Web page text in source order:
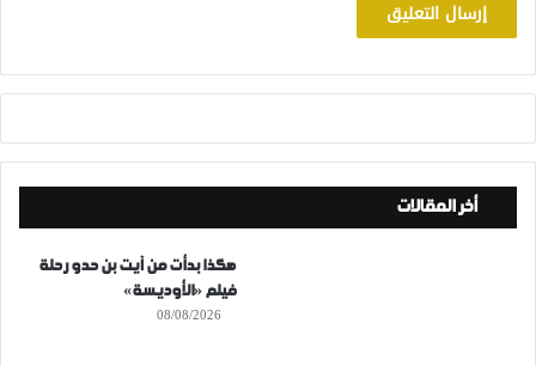
أخر المقالات
هكذا بدأت من آيت بن حدو رحلة
فيلم «الأوديسة»
08/08/2026